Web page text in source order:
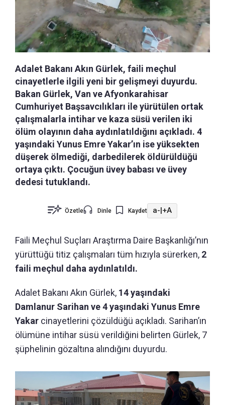
Adalet Bakanı Akın Gürlek, faili meçhul
cinayetlerle ilgili yeni bir gelişmeyi duyurdu.
Bakan Gürlek, Van ve Afyonkarahisar
Cumhuriyet Başsavcılıkları ile yürütülen ortak
çalışmalarla intihar ve kaza süsü verilen iki
ölüm olayının daha aydınlatıldığını açıkladı. 4
yaşındaki Yunus Emre Yakar’ın ise yüksekten
düşerek ölmediği, darbedilerek öldürüldüğü
ortaya çıktı. Çocuğun üvey babası ve üvey
dedesi tutuklandı.
Özetle Dinle Kaydet a- +A
Faili Meçhul Suçları Araştırma Daire Başkanlığı’nın
yürüttüğü titiz çalışmaları tüm hızıyla sürerken, 2
faili meçhul daha aydınlatıldı.
Adalet Bakanı Akın Gürlek, 14 yaşındaki
Damlanur Sarihan ve 4 yaşındaki Yunus Emre
Yakar cinayetlerini çözüldüğü açıkladı. Sarihan’ın
ölümüne intihar süsü verildiğini belirten Gürlek, 7
şüphelinin gözaltına alındığını duyurdu.